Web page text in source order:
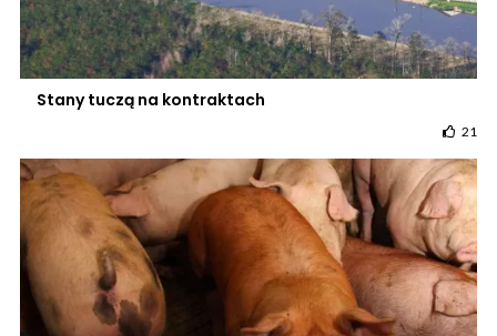
Stany tuczą na kontraktach
21